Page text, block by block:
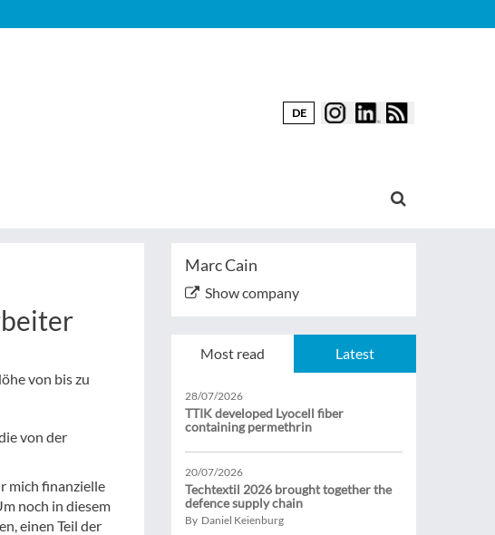
DE
von bis zu
von der
mich finanzielle
noch in diesem
einen Teil der
Marc Cain
Show company
Most read Latest
28/07/2026
TTIK developed Lyocell fiber
containing permethrin
20/07/2026
Techtextil 2026 brought together the
defence supply chain
By Daniel Keienburg